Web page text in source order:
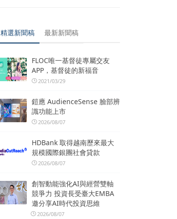
精選新聞稿 最新新聞稿
FLOC唯一基督徒專屬交友
APP，基督徒的新福音
2021/03/29
鎧應 AudienceSense 臉部辨
識功能上市
2026/08/07
HDBank 取得越南歷來最大
規模國際銀團社會貸款
2026/08/07
創智動能強化AI與經營雙軸
競爭力 投資長受臺大EMBA
邀分享AI時代投資思維
2026/08/07